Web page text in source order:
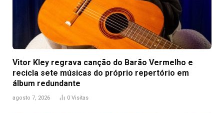
Vitor Kley regrava canção do Barão Vermelho e
recicla sete músicas do próprio repertório em
álbum redundante
agosto 7, 2026 0 Visitas